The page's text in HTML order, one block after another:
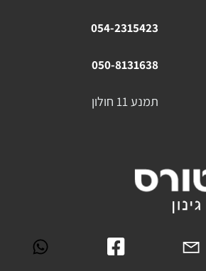
054-2315423
050-8131638
תמנע 11 חולון